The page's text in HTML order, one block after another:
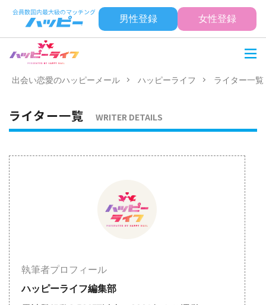
男性登録 女性登録
出会い恋愛のハッピーメール ハッピーライフ ライター一覧
ライター一覧 WRITER DETAILS
執筆者プロフィール
ハッピーライフ編集部